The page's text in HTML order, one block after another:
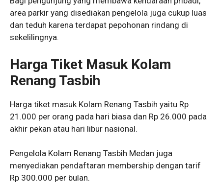
area parkir yang disediakan pengelola juga cukup luas
dan teduh karena terdapat pepohonan rindang di
sekelilingnya.
Harga Tiket Masuk Kolam
Renang Tasbih
Harga tiket masuk Kolam Renang Tasbih yaitu Rp
21.000 per orang pada hari biasa dan Rp 26.000 pada
akhir pekan atau hari libur nasional.
Pengelola Kolam Renang Tasbih Medan juga
menyediakan pendaftaran membership dengan tarif
Rp 300.000 per bulan.